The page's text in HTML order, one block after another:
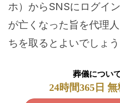
ホ）からSNSにログイ
が亡くなった旨を代理
ちを取るとよいでしょう
葬儀につい
24時間365日